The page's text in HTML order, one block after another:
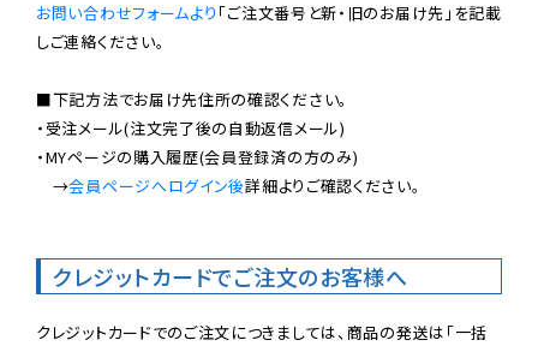
お問い合わせフォームより 「ご注文番号と新・旧のお届け先」を記載
しご連絡ください。
■下記方法でお届け先住所の確認ください。
・受注メール(注文完了後の自動返信メール)
・MYページの購入履歴(会員登録済の方のみ)
→会員ページへログイン後詳細よりご確認ください。
クレジットカードでご注文のお客様へ
クレジットカードでのご注文につきましては、商品の発送は「一括